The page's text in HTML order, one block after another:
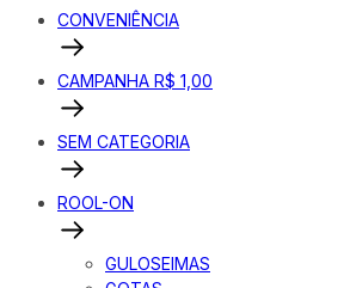
CONVENIÊNCIA
CAMPANHA R$ 1,00
SEM CATEGORIA
ROOL-ON
GULOSEIMAS